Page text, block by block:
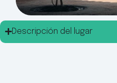
Descripción del lugar